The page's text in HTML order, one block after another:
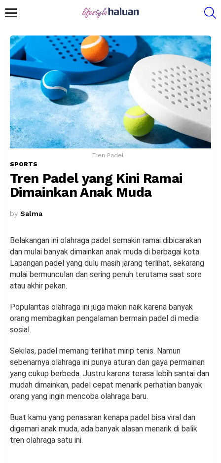
Tren Padel
SPORTS
Tren Padel yang Kini Ramai
Dimainkan Anak Muda
by Salma
Belakangan ini olahraga padel semakin ramai dibicarakan
dan mulai banyak dimainkan anak muda di berbagai kota.
Lapangan padel yang dulu masih jarang terlihat, sekarang
mulai bermunculan dan sering penuh terutama saat sore
atau akhir pekan.
Popularitas olahraga ini juga makin naik karena banyak
orang membagikan pengalaman bermain padel di media
sosial.
Sekilas, padel memang terlihat mirip tenis. Namun
sebenarnya olahraga ini punya aturan dan gaya permainan
yang cukup berbeda. Justru karena terasa lebih santai dan
mudah dimainkan, padel cepat menarik perhatian banyak
orang yang ingin mencoba olahraga baru.
Buat kamu yang penasaran kenapa padel bisa viral dan
digemari anak muda, ada banyak alasan menarik di balik
tren olahraga satu ini.